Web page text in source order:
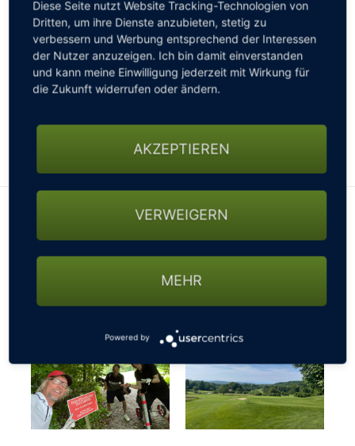
mit einem grandiosen Alpenpanorama verwöhnt. Ein
kleiner Tipp nach drei Tagen Wohnmobil Golf
Adventure gefällig? Bitte immer vor der Anreise bei
den jeweiligen Golfclubs anrufen und nach
gesperrten Straßen, nicht passierbaren Wegen oder
könnte es mit der gebuchten Startzeit schon mal
Diese Seite nutzt Website Tracking-Technologien von
Dritten, um ihre Dienste anzubieten, stetig zu
verbessern und Werbung entsprechend der Interessen
der Nutzer anzuzeigen. Ich bin damit einverstanden
und kann meine Einwilligung jederzeit mit Wirkung für
die Zukunft widerrufen oder ändern.
AKZEPTIEREN
VERWEIGERN
MEHR
Powered by